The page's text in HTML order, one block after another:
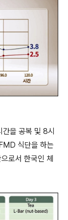
을 공복 및 8시
식단을 하는
로서 한국인 체